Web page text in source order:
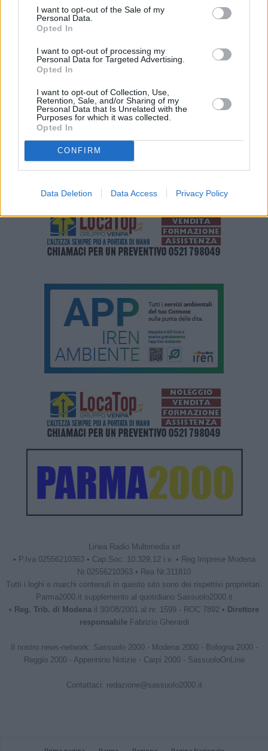
I want to opt-out of the Sale of my
Personal Data.
Opted In
I want to opt-out of processing my
Personal Data for Targeted Advertising.
Opted In
I want to opt-out of Collection, Use,
Retention, Sale, and/or Sharing of my
Personal Data that Is Unrelated with the
Purposes for which it was collected.
Opted In
CONFIRM
Data Deletion Data Access Privacy Policy
lavorato sia all’Ospedale Maggiore di Bologna sia all’Ospedale di
San Giovanni in Persiceto. So bene quanto il lavoro di tutti gli
operatori oggi sia ancora più importante. Aiuto come posso, da
lontano, nella speranza di poter tornare presto a Bologna e
ringraziare una a una tutte le persone che oggi sono in prima linea.
Non mi sono mai sentito così tanto orgoglioso di essere italiano”.
Linea Radio Multimedia srl
• P.Iva 02556210363 • Cap.Soc. 10.329,12 i.v. • Reg.Imprese Modena
Nr.02556210363 • Rea Nr.311810
Tutti i loghi e marchi contenuti in questo sito sono dei rispettivi proprietari.
Parma2000.it supplemento al quotidiano Sassuolo2000.it
• Reg. Trib. di Modena il 30/08/2001 al nr. 1599 - ROC 7892 • Direttore
responsabileFabrizio Gherardi
Il nostro news-network: Sassuolo 2000- Modena 2000- Bologna 2000-
Reggio 2000- Appennino Notizie - Carpi 2000- SassuoloOnLine
Contattaci: redazione@sassuolo2000.it